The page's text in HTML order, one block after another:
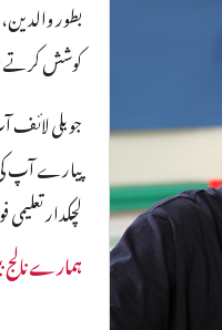
بطور
کوشش کرتے
جوبلی
پیارے آپ
لچکدار
ہمارے